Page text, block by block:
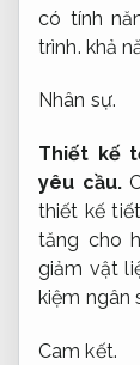
có tính
trình. khả
Nhân sự.
Thiết kế
yêu cầu.
thiết kế
tăng cho
giảm vật
kiệm ngân
Cam kết.